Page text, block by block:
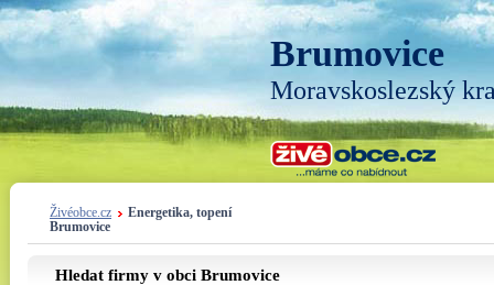
Brumovice
Moravskoslezský
Živéobce.cz
Energetika, topení
Brumovice
Hledat firmy v obci Brumovice